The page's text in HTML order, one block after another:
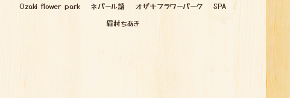
Ozaki flower park
ネパール語 オザキフラワーパーク
SPA
眉村ちあき